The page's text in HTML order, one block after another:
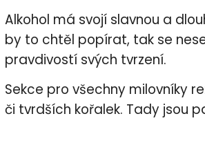
Alkohol má svojí slavnou a
by to chtěl popírat, tak se
pravdivostí svých tvrzení.
Sekce pro všechny milovníky
či tvrdších kořalek. Tady jsou